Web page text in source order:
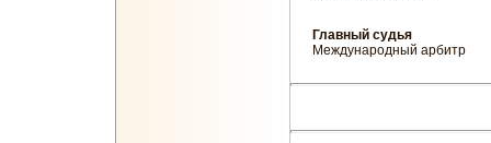
Главный судья
Международный